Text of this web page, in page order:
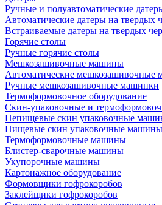
Ручные и полуавтоматические
Автоматические датеры на твердых
Встраиваемые датеры на твердых
Горячие столы
Ручные горячие столы
Мешкозашивочные машины
Автоматические мешкозашивочные
Ручные мешкозашивочные машинки
Термоформовочное оборудование
Скин-упаковочные и
Непищевые скин упаковочные
Пищевые скин упаковочные машины
Термоформовочные машины
Блистер-сварочные машины
Укупорочные машины
Картонажное оборудование
Формовщики гофрокоробов
Заклейщики гофрокоробов